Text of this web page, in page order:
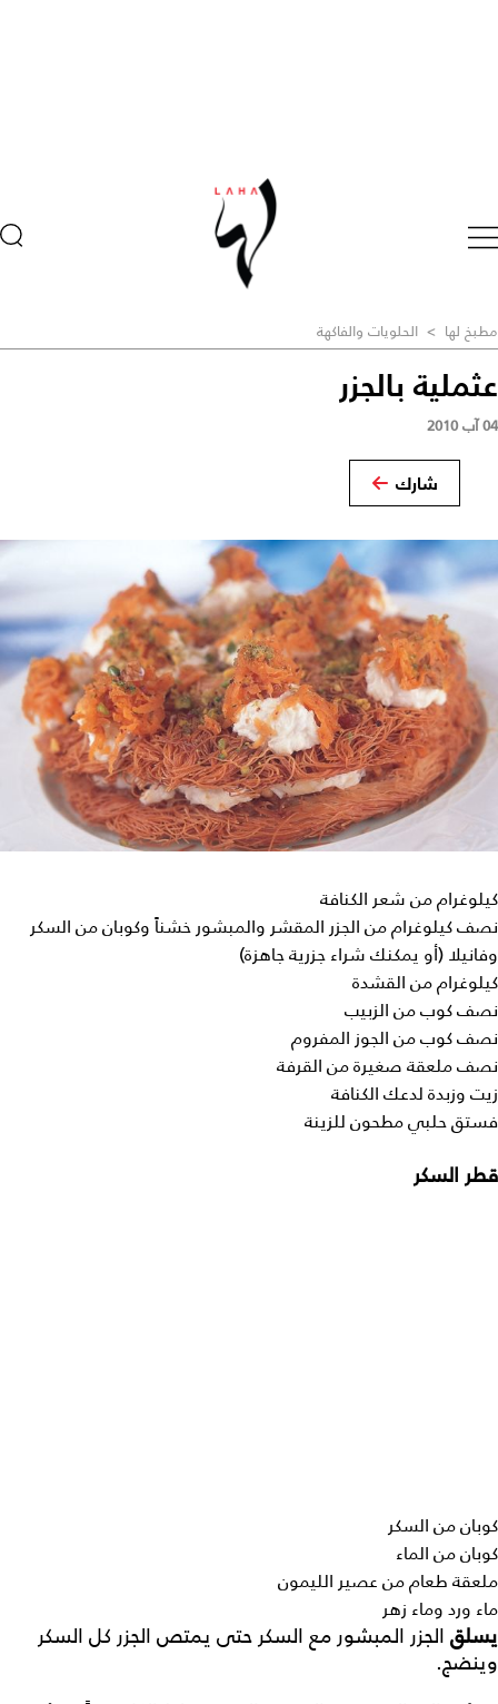
مطبخ لها > الحلويات والفاكهة
عثملية بالجزر
04 آب 2010
شارك
كيلوغرام من شعر الكنافة
نصف كيلوغرام من الجزر المقشر والمبشور خشناً وكوبان من السكر
وفانيلا (أو يمكنك شراء جزرية جاهزة)
كيلوغرام من القشدة
نصف كوب من الزبيب
نصف كوب من الجوز المفروم
نصف ملعقة صغيرة من القرفة
زيت وزبدة لدعك الكنافة
فستق حلبي مطحون للزينة
قطر السكر
كوبان من السكر
كوبان من الماء
ملعقة طعام من عصير الليمون
ماء ورد وماء زهر
يسلق الجزر المبشور مع السكر حتى يمتص الجزر كل السكر
وينضج.